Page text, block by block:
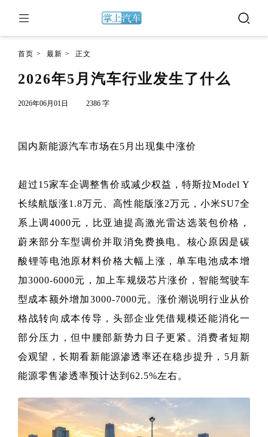
首页 > 最新 > 正文
2026年5月汽车行业发生了什么
2026年06月01日 2386 字
国内新能源汽车市场在5月出现集中涨价
超过15家车企调整售价或减少权益，特斯拉Model Y
长续航版涨1.8万元、高性能版涨2万元，小米SU7全
系上调4000元，比亚迪提高激光雷达选装包价格，
蔚来部分车型调价并取消免费换电。核心原因是碳
酸锂等电池原材料价格大幅上涨，单车电池成本增
加3000-6000元，加上车规级芯片涨价，智能驾驶车
型成本额外增加3000-7000元。涨价潮说明行业从价
格战转向成本传导，头部企业凭借规模还能消化一
部分压力，但中腰部新势力日子更紧。消费者短期
会观望，长期看新能源渗透率还在稳步提升，5月新
能源零售渗透率预计达到62.5%左右。